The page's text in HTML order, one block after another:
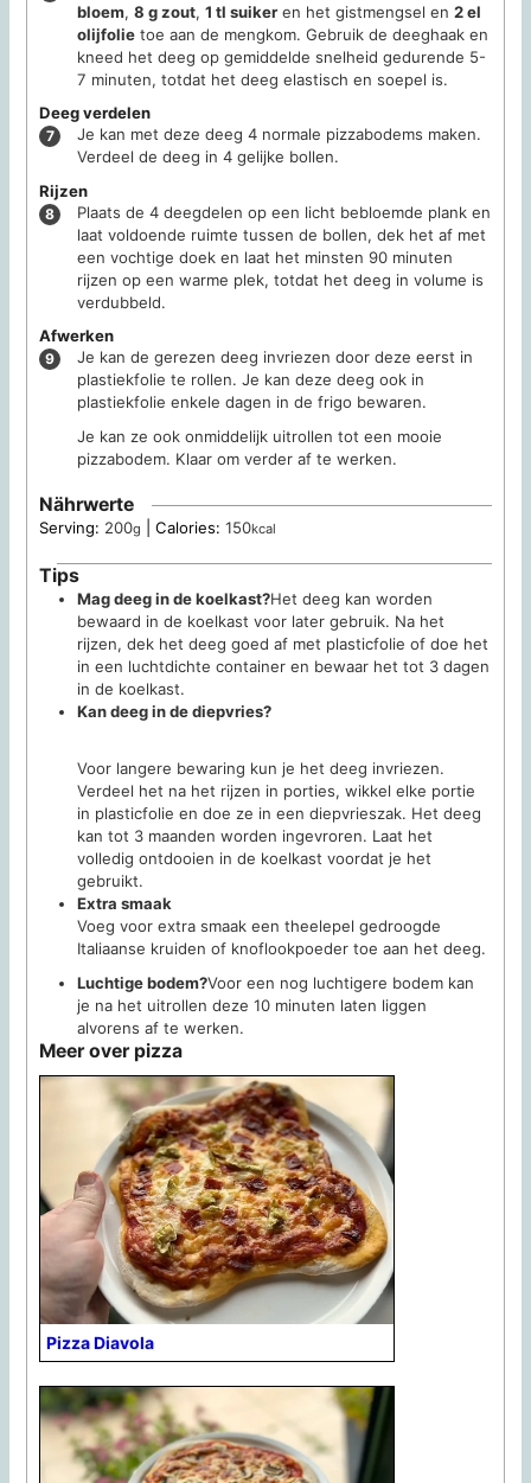
bloem,8 g zout,1 tl suikeren het gistmengsel en2 el
olijfolie toe aan de mengkom. Gebruik de deeghaak en
kneed het deeg op gemiddelde snelheid gedurende 5-
7 minuten, totdat het deeg elastisch en soepel is.
Deeg verdelen
Je kan met deze deeg 4 normale pizzabodems maken.
Verdeel de deeg in 4 gelijke bollen.
Rijzen
Plaats de 4 deegdelen op een licht bebloemde plank en
laat voldoende ruimte tussen de bollen, dek het af met
een vochtige doek en laat het minsten 90 minuten
rijzen op een warme plek, totdat het deeg in volume is
verdubbeld.
Afwerken
Je kan de gerezen deeg invriezen door deze eerst in
plastiekfolie te rollen. Je kan deze deeg ook in
plastiekfolie enkele dagen in de frigo bewaren.
Je kan ze ook onmiddelijk uitrollen tot een mooie
pizzabodem. Klaar om verder af te werken.
Nährwerte
Serving: 200g |Calories:150kcal
Tips
Mag deeg in de koelkast?Het deeg kan worden
bewaard in de koelkast voor later gebruik. Na het
rijzen, dek het deeg goed af met plasticfolie of doe het
in een luchtdichte container en bewaar het tot 3 dagen
in de koelkast.
Kan deeg in de diepvries?
Voor langere bewaring kun je het deeg invriezen.
Verdeel het na het rijzen in porties, wikkel elke portie
in plasticfolie en doe ze in een diepvrieszak. Het deeg
kan tot 3 maanden worden ingevroren. Laat het
volledig ontdooien in de koelkast voordat je het
gebruikt.
Extra smaak
Voeg voor extra smaak een theelepel gedroogde
Italiaanse kruiden of knoflookpoeder toe aan het deeg.
Luchtige bodem?Voor een nog luchtigere bodem kan
je na het uitrollen deze 10 minuten laten liggen
alvorens af te werken.
Meer over pizza
Pizza Diavola